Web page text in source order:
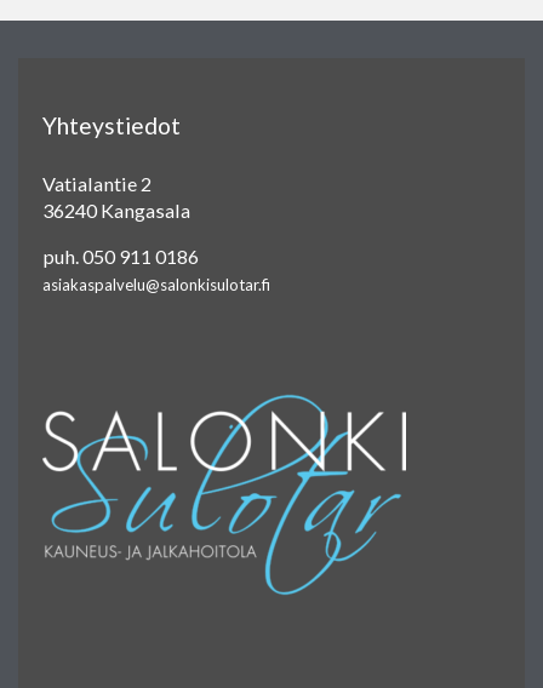
Yhteystiedot
Vatialantie 2
36240 Kangasala
puh. 050 911 0186
asiakaspalvelu@salonkisulotar.fi